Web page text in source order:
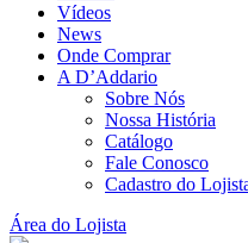
Vídeos
News
Onde Comprar
A D’Addario
Sobre Nós
Nossa História
Catálogo
Fale Conosco
Cadastro do
Área do Lojista